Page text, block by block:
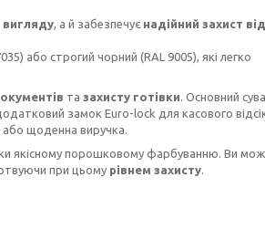
вигляду, а й забезпечує надійний захист від
або строгий чорний (RAL 9005), які легко
та захисту готівки. Основний
замок Euro-lock для касового
або щоденна виручка.
якісному порошковому фарбуванню. Ви
при цьому рівнем захисту.